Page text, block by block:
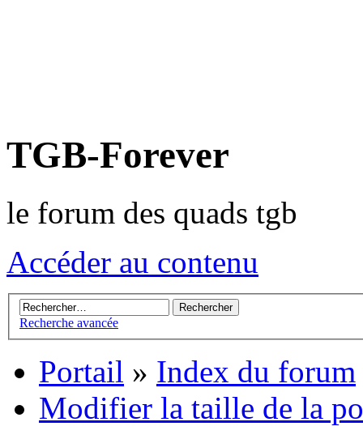
TGB-Forever
le forum des quads tgb
Accéder au contenu
Recherche avancée
Portail » Index du forum
Modifier la taille de la